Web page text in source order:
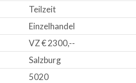
Teilzeit
Einzelhandel
VZ € 2300,--
Salzburg
5020